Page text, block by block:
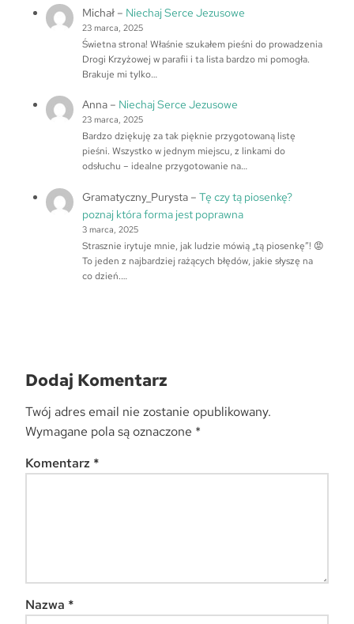
Michał– Niechaj Serce Jezusowe
23 marca, 2025
Świetna strona! Właśnie szukałem pieśni do prowadzenia
Drogi Krzyżowej w parafii i ta lista bardzo mi pomogła.
Brakuje mi tylko…
Anna– Niechaj Serce Jezusowe
23 marca, 2025
Bardzo dziękuję za tak pięknie przygotowaną listę
pieśni. Wszystko w jednym miejscu, z linkami do
odsłuchu – idealne przygotowanie na…
Gramatyczny_Purysta– Tę czy tą piosenkę?
poznaj która forma jest poprawna
3 marca, 2025
Strasznie irytuje mnie, jak ludzie mówią „tą piosenkę”! 😡
To jeden z najbardziej rażących błędów, jakie słyszę na
co dzień.…
Dodaj Komentarz
Twój adres email nie zostanie opublikowany.
Wymagane pola są oznaczone *
Komentarz *
Nazwa *